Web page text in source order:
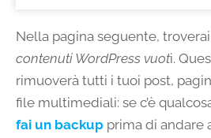
Nella pagina seguente, troverai
contenuti WordPress vuoti.
rimuoverà tutti i tuoi post,
file multimediali: se c’è
fai un backup prima di andare